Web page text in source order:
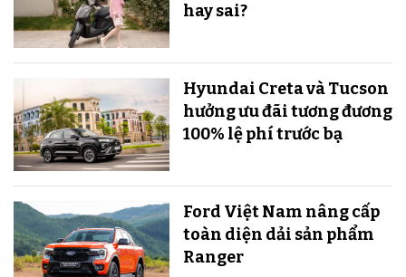
hay sai?
Hyundai Creta và Tucson
hưởng ưu đãi tương đương
100% lệ phí trước bạ
Ford Việt Nam nâng cấp
toàn diện dải sản phẩm
Ranger